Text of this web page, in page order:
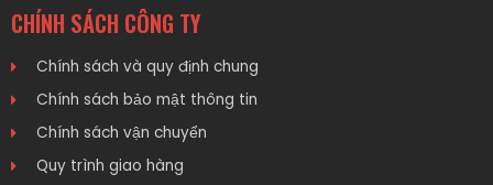
CHÍNH SÁCH CÔNG TY
Chính sách và quy định chung
Chính sách bảo mật thông tin
Chính sách vận chuyển
Quy trình giao hàng